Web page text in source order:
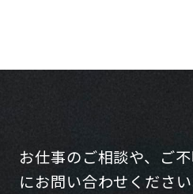
お仕事のご相談や、ご
にお問い合わせください